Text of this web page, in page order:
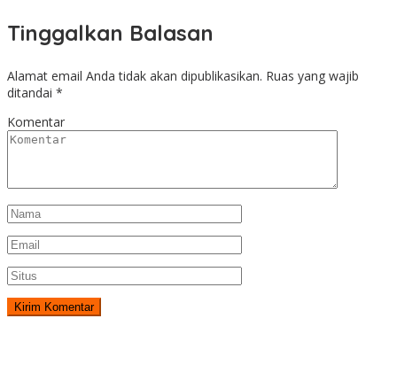
Tinggalkan Balasan
Alamat email Anda tidak akan dipublikasikan. Ruas yang wajib
ditandai *
Komentar